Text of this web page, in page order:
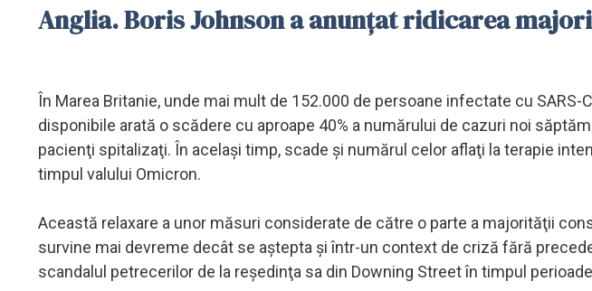
Anglia. Boris Johnson a anunţat ridicarea
În Marea Britanie, unde mai mult de 152.000 de persoane infectate cu
disponibile arată o scădere cu aproape 40% a numărului de cazuri noi
pacienţi spitalizaţi. În același timp, scade şi numărul celor aflaţi la terapie
timpul valului Omicron.
Această relaxare a unor măsuri considerate de către o parte a majorităţii
survine mai devreme decât se aştepta şi într-un context de criză fără
scandalul petrecerilor de la reşedinţa sa din Downing Street în timpul